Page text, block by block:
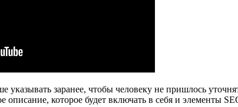
указывать заранее, чтобы человеку не пришлось
описание, которое будет включать в себя и